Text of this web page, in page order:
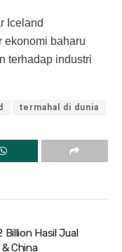
Iceland
ekonomi baharu
terhadap industri
termahal di dunia
Billion Hasil Jual
China